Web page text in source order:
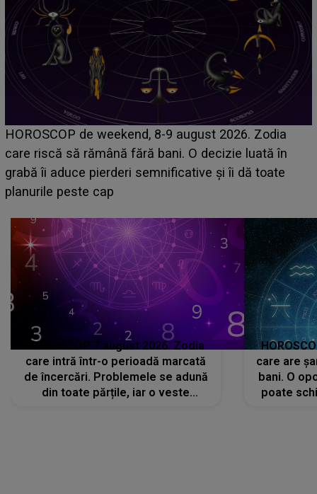
Emanuel a ținut ACEST DETALIU ASCUNS până
acum! În fața Alexandrei, concurentul din Casa Iubirii
face o MĂRTURISIRE NEAȘTEPTATĂ despre mama
sa: "I-am spus și ei în față, eu nu te iubesc pentru
HOROSCOP 7 august 2026. Zodia
care intră într-o perioadă marcată
de încercări. Problemele se adună
din toate părțile, iar o veste
care are
bani. O
poate